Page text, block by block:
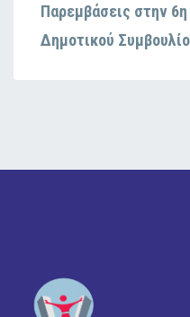
Παρεμβάσεις στην
Δημοτικού